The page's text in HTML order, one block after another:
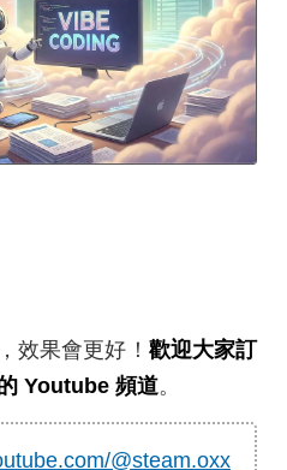
效果會更好！ 歡迎大家訂
Youtube 頻道。
@steam.oxx